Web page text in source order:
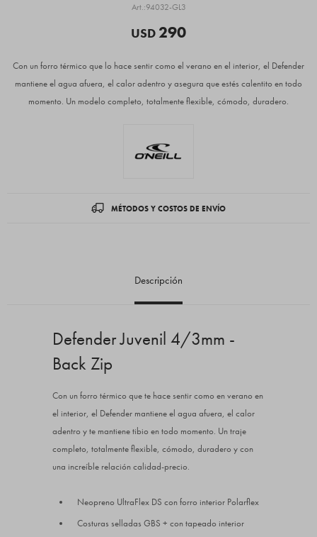
94032-GL3
USD 290
Con un forro térmico que lo hace sentir como el verano en el interior, el Defender
mantiene el agua afuera, el calor adentro y asegura que estés calentito en todo
momento. Un modelo completo, totalmente flexible, cómodo, duradero.
MÉTODOS Y COSTOS DE ENVÍO
Descripción
Defender Juvenil 4/3mm -
Back Zip
Con un forro térmico que te hace sentir como en verano en
el interior, el Defender mantiene el agua afuera, el calor
adentro y te mantiene tibio en todo momento. Un traje
completo, totalmente flexible, cómodo, duradero y con
una increíble relación calidad-precio.
Neopreno UltraFlex DS con forro interior Polarflex
Costuras selladas GBS + con tapeado interior